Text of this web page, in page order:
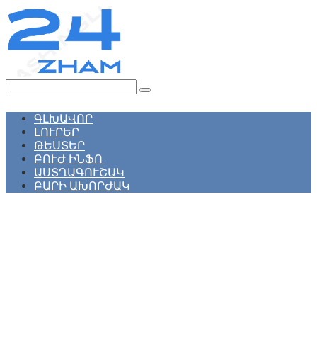
Перейти
к
контенту
ԳԼԽԱՎՈՐ
ԼՈՒՐԵՐ
ԹԵՍՏԵՐ
ԲՈՒԺ ԻՆՖՈ
ԱՍՏՂԱԳՈՒՇԱԿ
ԲԱՐԻ ԱԽՈՐԺԱԿ